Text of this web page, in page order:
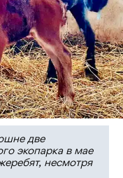
две
экопарка в мае
несмотря